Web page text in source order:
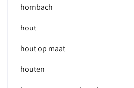
hornbach
hout
hout op maat
houten